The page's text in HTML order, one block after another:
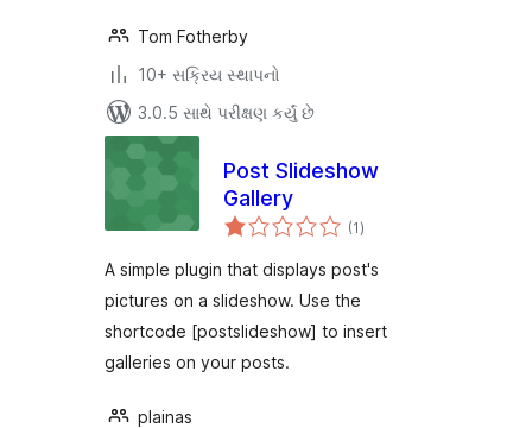
Tom Fotherby
10+ સક્રિય સ્થાપનો
3.0.5 સાથે પરીક્ષણ કર્યું છે
Post Slideshow
Gallery
(1કુલ
રેટિંગ્સ
)
A simple plugin that displays post's
pictures on a slideshow. Use the
shortcode [postslideshow] to insert
galleries on your posts.
plainas